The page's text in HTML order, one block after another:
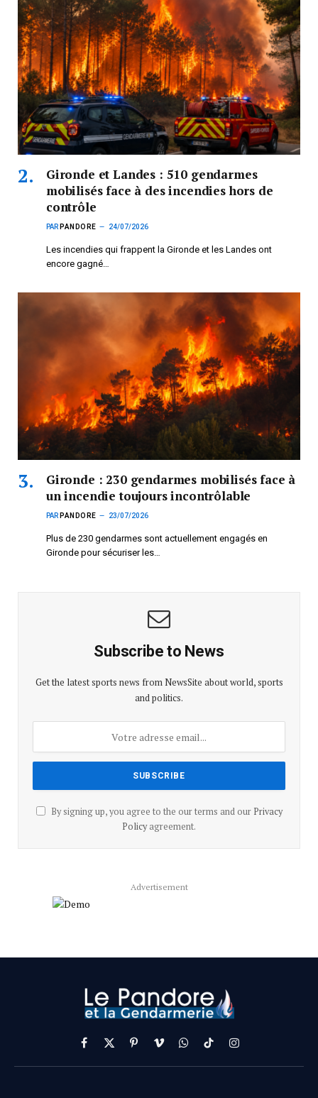
Gironde et Landes : 510 gendarmes
mobilisés face à des incendies hors de
contrôle
PAR PANDORE 24/07/2026
Les incendies qui frappent la Gironde et les Landes ont
encore gagné…
Gironde : 230 gendarmes mobilisés face à
un incendie toujours incontrôlable
PAR PANDORE 23/07/2026
Plus de 230 gendarmes sont actuellement engagés en
Gironde pour sécuriser les…
Subscribe to News
Get the latest sports news from NewsSite about world, sports
and politics.
By signing up, you agree to the our terms and our Privacy
Policyagreement.
Advertisement
Facebook
X
(Twitter)
PinterestVimeoWhatsApp
TikTokInstagram